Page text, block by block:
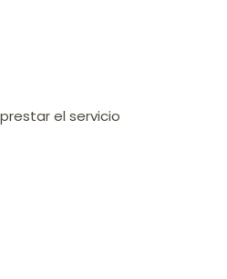
el servicio